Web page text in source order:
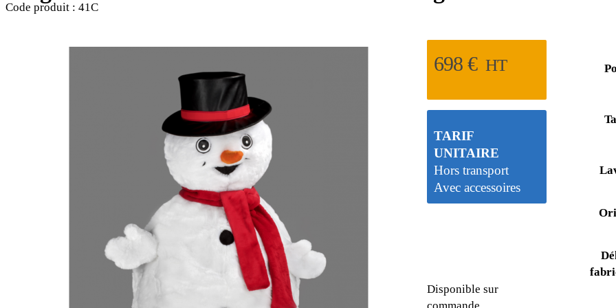
Code produit : 41C
698 € HT
TARIF
UNITAIRE
Hors transport
Avec accessoires
Disponible sur